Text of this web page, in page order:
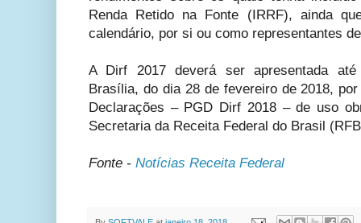
Renda Retido na Fonte (IRRF), ainda
calendário, por si ou como representantes
A Dirf 2017 deverá ser apresentada
Brasília, do dia 28 de fevereiro de 2018,
Declarações – PGD Dirf 2018 – de uso
Secretaria da Receita Federal do Brasil
Fonte - Notícias Receita Federal